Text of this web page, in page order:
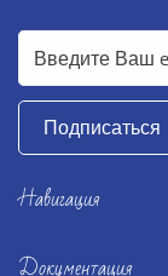
Подписаться
Навигация
Документация